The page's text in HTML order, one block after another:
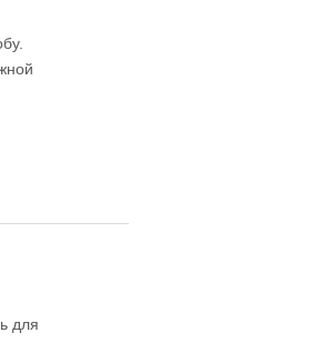
для